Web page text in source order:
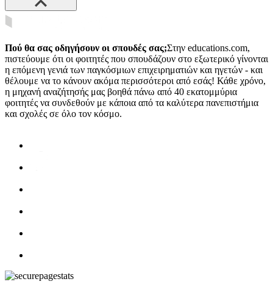
Πού θα σας οδηγήσουν οι σπουδές σας;Στην educations.com,
πιστεύουμε ότι οι φοιτητές που σπουδάζουν στο εξωτερικό γίνονται
η επόμενη γενιά των παγκόσμιων επιχειρηματιών και ηγετών - και
θέλουμε να το κάνουν ακόμα περισσότεροι από εσάς! Κάθε χρόνο,
η μηχανή αναζήτησής μας βοηθά πάνω από 40 εκατομμύρια
φοιτητές να συνδεθούν με κάποια από τα καλύτερα πανεπιστήμια
και σχολές σε όλο τον κόσμο.